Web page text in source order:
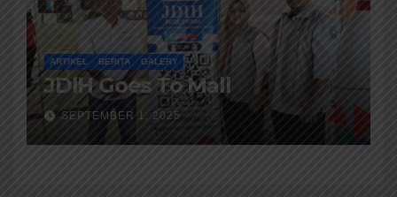
ARTIKEL BERITA GALERY
JDIH Goes To Mall
SEPTEMBER 1, 2025